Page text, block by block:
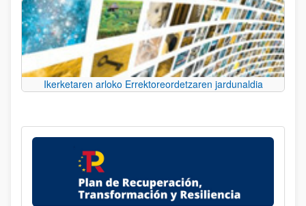
Ikerketaren arloko Errektoreordetzaren jardunaldia